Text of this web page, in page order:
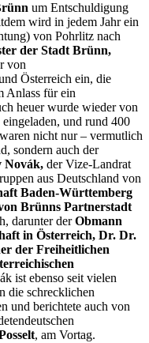
um Entschuldigung
wird in jedem Jahr ein
von Pohrlitz nach
der Stadt Brünn,
von
Österreich ein, die
Anlass für ein
heuer wurde wieder von
eingeladen, und rund 400
nicht nur – vermutlich
sondern auch der
Novák, der Vize-Landrat
aus Deutschland von
Baden-Württemberg
Brünns Partnerstadt
darunter derObmann
in Österreich, Dr. Dr.
der Freiheitlichen
ist ebenso seit vielen
die schrecklichen
und berichtete auch von
, am Vortag.